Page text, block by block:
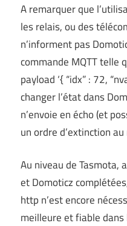
A remarquer que
les relais, ou des
n’informent pas
commande MQTT telle
payload ‘{ “idx” : 72,
changer l’état dans
n’envoie en écho (et
un ordre d’extinction
Au niveau de Tasmota,
et Domoticz
http n’est encore
meilleure et fiable dans